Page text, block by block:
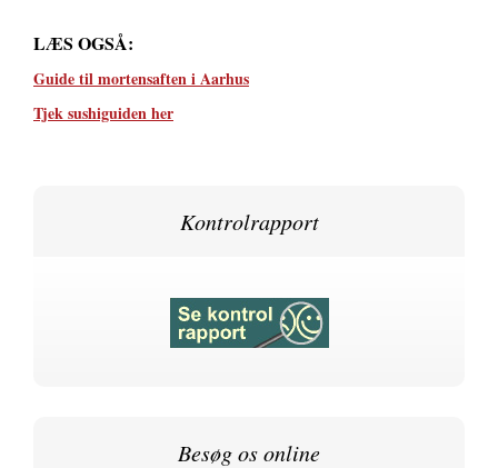
LÆS OGSÅ:
Guide til mortensaften i Aarhus
Tjek sushiguiden her
Kontrolrapport
Besøg os online